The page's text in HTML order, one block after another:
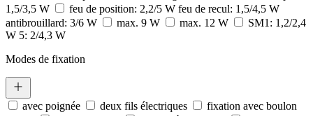
1,5/3,5 W
feu de position: 2,2/5 W feu de recul: 1,5/4,5 W
antibrouillard: 3/6 W
max. 9 W max. 12 W
SM1: 1,2/2,4
W 5: 2/4,3 W
Modes de fixation
avec poignée deux fils électriques
fixation avec boulon